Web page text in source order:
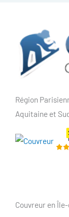
Région
Aquitaine et
Couvreur en